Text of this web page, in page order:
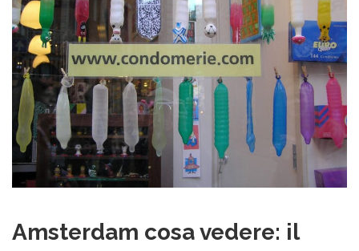
Amsterdam cosa vedere: il